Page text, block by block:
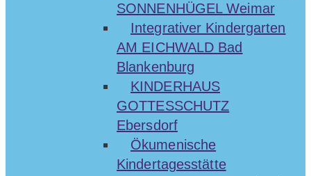
SONNENHÜGEL Weimar
Integrativer Kindergarten
AM EICHWALD Bad
Blankenburg
KINDERHAUS
GOTTESSCHUTZ
Ebersdorf
Ökumenische
Kindertagesstätte